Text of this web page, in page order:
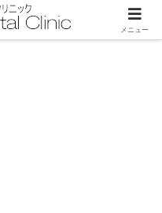
メニュー